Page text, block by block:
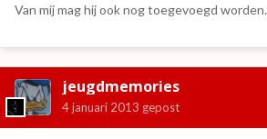
Van mij mag hij ook nog toegevoegd worden.
jeugdmemories
4 januari 2013 gepost